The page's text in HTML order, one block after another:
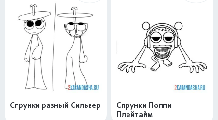
Спрунки разный Сильвер
Спрунки Поппи
Плейтайм